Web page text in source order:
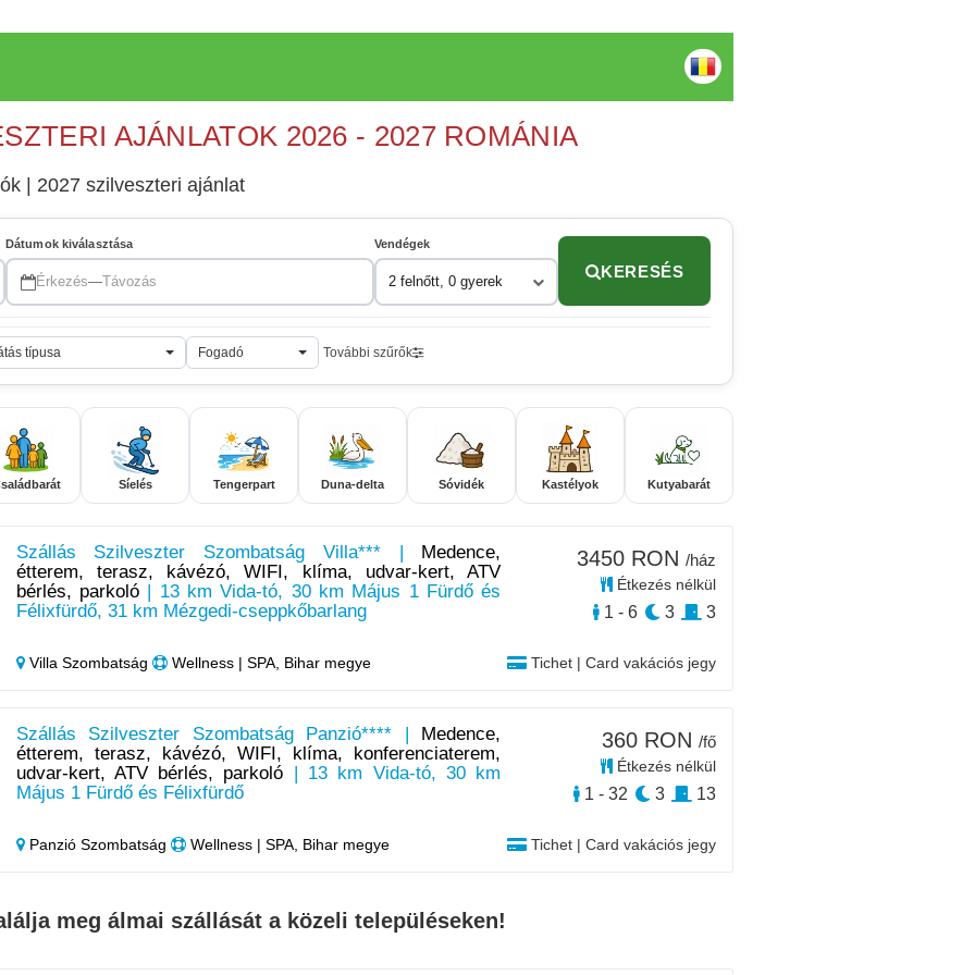
AJÁNLATOK 2026 - 2027 ROMÁNIA
| 2027 szilveszteri ajánlat
Dátumok kiválasztása
Érkezés—Távozás
Vendégek
2 felnőtt, 0 gyerek
KERESÉS
típusa Fogadó További szűrők
Síelés Tengerpart Duna-delta Sóvidék Kastélyok Kutyabarát
Szállás Szilveszter Szombatság Villa*** | Medence,
étterem, terasz, kávézó, WIFI, klíma, udvar-kert, ATV
bérlés, parkoló| 13 km Vida-tó, 30 km Május 1 Fürdő és
Félixfürdő, 31 km Mézgedi-cseppkőbarlang
Villa Szombatság Wellness | SPA, Bihar megye Tichet | Card vakációs jegy
3450 RON /ház
Étkezés nélkül
1 - 6 3 3
Szállás Szilveszter Szombatság Panzió**** | Medence,
étterem, terasz, kávézó, WIFI, klíma, konferenciaterem,
udvar-kert, ATV bérlés, parkoló | 13 km Vida-tó, 30 km
Május 1 Fürdő és Félixfürdő
Panzió Szombatság Wellness | SPA, Bihar megye Tichet | Card vakációs jegy
360 RON /fő
Étkezés nélkül
1 - 32 3 13
meg álmai szállását a közeli településeken!